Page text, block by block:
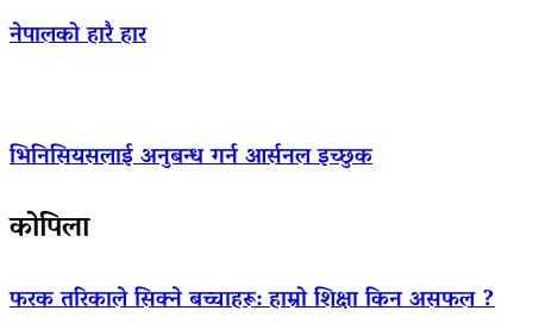
नेपालको हारै हार
भिनिसियसलाई अनुबन्ध गर्न आर्सनल इच्छुक
कोपिला
फरक तरिकाले सिक्ने बच्चाहरू: हाम्रो शिक्षा किन असफल ?